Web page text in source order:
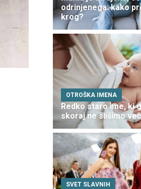
odrinjenega: kako
krog?
OTROŠKA IMENA
Redko staro ime, ki
skoraj ne slišimo več
SVET SLAVNIH